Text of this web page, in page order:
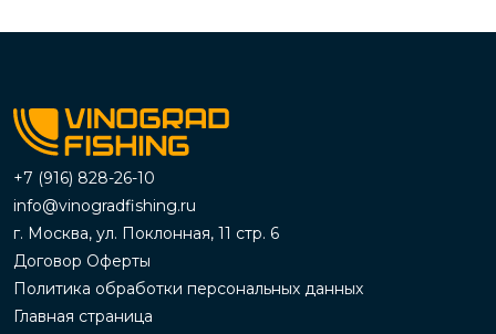
+7 (916) 828-26-10
info@vinogradfishing.ru
г. Москва, ул. Поклонная, 11 стр. 6
Договор Оферты
Политика обработки персональных данных
Главная страница